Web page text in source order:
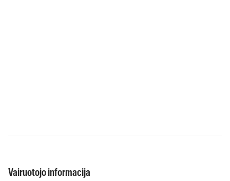
Vairuotojo informacija